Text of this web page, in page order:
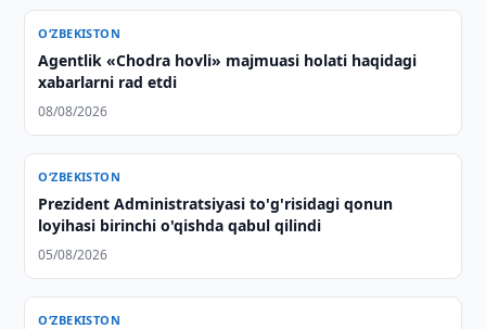
O‘ZBEKISTON
Agentlik «Chodra hovli» majmuasi holati haqidagi
xabarlarni rad etdi
08/08/2026
O‘ZBEKISTON
Prezident Administratsiyasi to'g'risidagi qonun
loyihasi birinchi o'qishda qabul qilindi
05/08/2026
O‘ZBEKISTON